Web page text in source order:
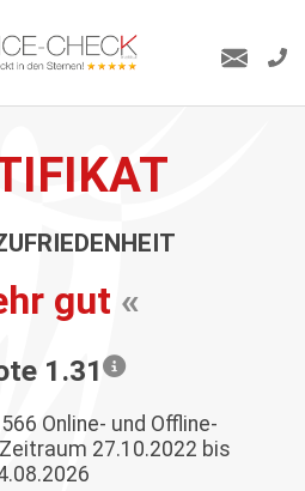
gut «
1.31
566 Online- und Offline-
27.10.2022 bis